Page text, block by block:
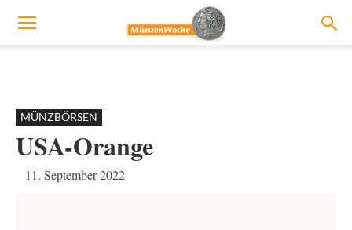
MÜNZBÖRSEN
USA-Orange
11. September 2022